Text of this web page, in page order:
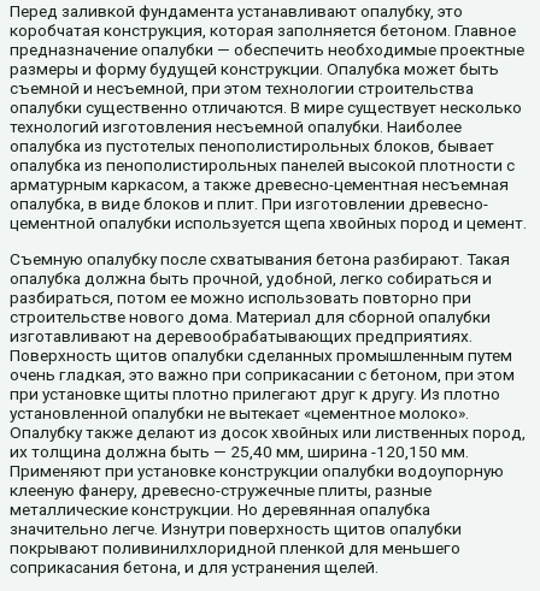
Перед заливкой фундамента устанавливают опалубку, это
коробчатая конструкция, которая заполняется бетоном. Главное
предназначение опалубки — обеспечить необходимые проектные
размеры и форму будущей конструкции. Опалубка может быть
съемной и несъемной, при этом технологии строительства
опалубки существенно отличаются. В мире существует несколько
технологий изготовления несъемной опалубки. Наиболее
опалубка из пустотелых пенополистирольных блоков, бывает
опалубка из пенополистирольных панелей высокой плотности с
арматурным каркасом, а также древесно-цементная несъемная
опалубка, в виде блоков и плит. При изготовлении древесно-
цементной опалубки используется щепа хвойных пород и цемент.
Съемную опалубку после схватывания бетона разбирают. Такая
опалубка должна быть прочной, удобной, легко собираться и
разбираться, потом ее можно использовать повторно при
строительстве нового дома. Материал для сборной опалубки
изготавливают на деревообрабатывающих предприятиях.
Поверхность щитов опалубки сделанных промышленным путем
очень гладкая, это важно при соприкасании с бетоном, при этом
при установке щиты плотно прилегают друг к другу. Из плотно
установленной опалубки не вытекает «цементное молоко».
Опалубку также делают из досок хвойных или лиственных пород,
их толщина должна быть — 25,40 мм, ширина -120,150 мм.
Применяют при установке конструкции опалубки водоупорную
клееную фанеру, древесно-стружечные плиты, разные
металлические конструкции. Но деревянная опалубка
значительно легче. Изнутри поверхность щитов опалубки
покрывают поливинилхлоридной пленкой для меньшего
соприкасания бетона, и для устранения щелей.